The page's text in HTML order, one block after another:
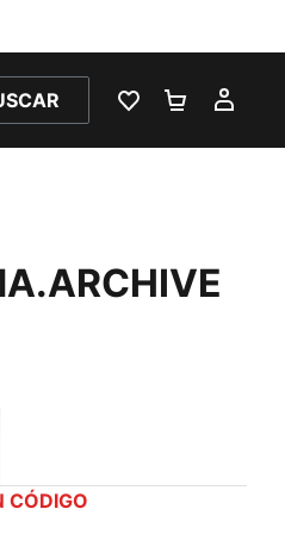
LISTA DE
White-Mint Melt
CÓDIGO